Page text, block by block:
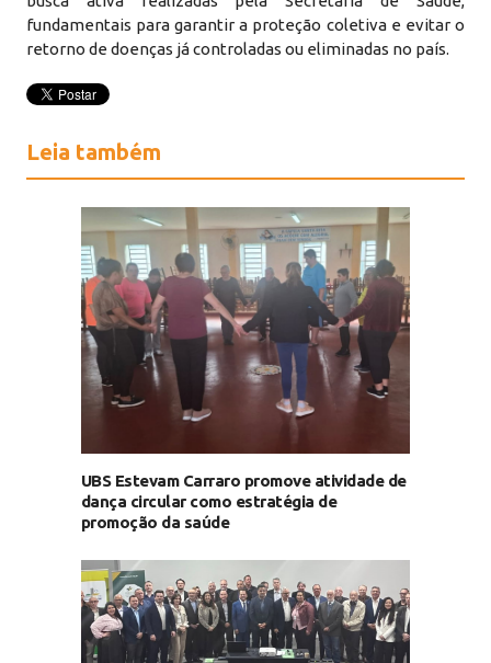
fundamentais para garantir a proteção coletiva e evitar o
retorno de doenças já controladas ou eliminadas no país.
Leia também
UBS Estevam Carraro promove atividade de
dança circular como estratégia de
promoção da saúde